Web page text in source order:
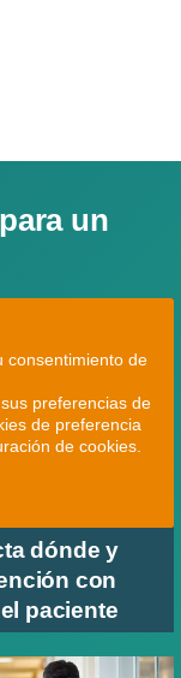
un
consentimiento de
preferencias de
de preferencia
de cookies.
dónde y
con
paciente